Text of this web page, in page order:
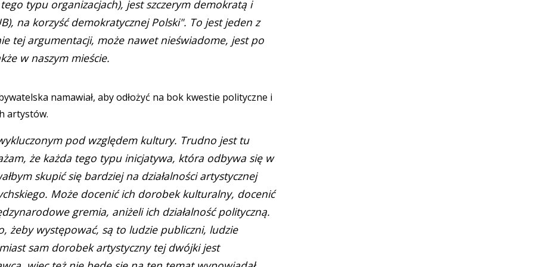
typu organizacjach), jest szczerym demokratą i
na korzyść demokratycznej Polski". To jest jeden z
tej argumentacji, może nawet nieświadome, jest po
w naszym mieście.
namawiał, aby odłożyć na bok kwestie polityczne i
artystów.
pod względem kultury. Trudno jest tu
że każda tego typu inicjatywa, która odbywa się w
skupić się bardziej na działalności artystycznej
Może docenić ich dorobek kulturalny, docenić
gremia, aniżeli ich działalność polityczną.
żeby występować, są to ludzie publiczni, ludzie
sam dorobek artystyczny tej dwójki jest